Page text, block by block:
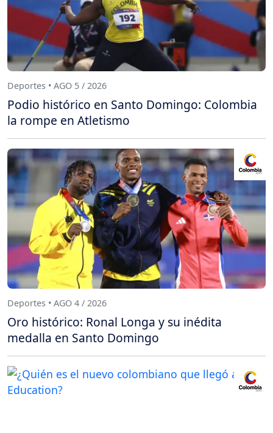
Deportes • AGO 5 / 2026
Podio histórico en Santo Domingo: Colombia
la rompe en Atletismo
Deportes • AGO 4 / 2026
Oro histórico: Ronal Longa y su inédita
medalla en Santo Domingo